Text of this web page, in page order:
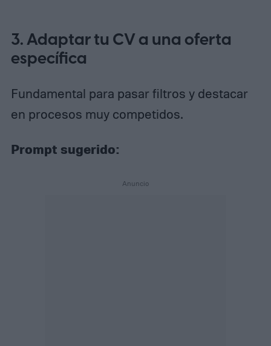
3. Adaptar tu CV a una oferta
específica
Fundamental para pasar filtros y destacar
en procesos muy competidos.
Prompt sugerido: